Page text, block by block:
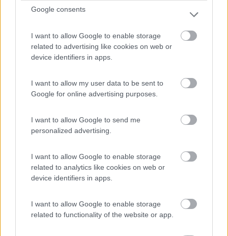
Google consents
I want to allow Google to enable storage
related to advertising like cookies on web or
device identifiers in apps.
I want to allow my user data to be sent to
Google for online advertising purposes.
I want to allow Google to send me
personalized advertising.
I want to allow Google to enable storage
related to analytics like cookies on web or
device identifiers in apps.
I want to allow Google to enable storage
related to functionality of the website or app.
Idem per il frigorifero anche se, vista la stagione, non è ancora
di fondamentale importanza.
Modificato da mtravel il 23/03/2017 alle 14:09:17
Inserito il23/03/2017 alle:14:28:32
Anch’io ho pensato di consigliarti la zona del Garda ed in
Desenzano (la spiaggia) ed infine l’agricampeggio vicino a
Sirmione (Agri Camper) ...
percorrere la ciclabile del lago di Varese ...